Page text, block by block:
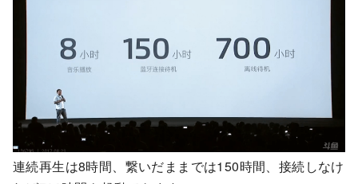
連続再生は8時間、繋いだままでは150時間、接続しなけ